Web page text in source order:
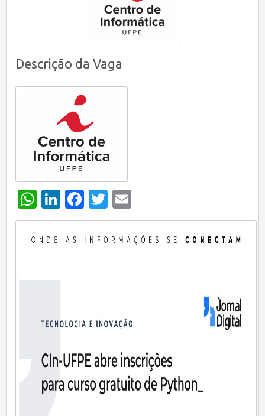
Descrição da Vaga
WhatsApp
LinkedIn
Facebook
Twitter